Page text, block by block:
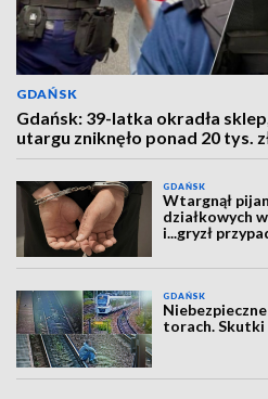
GDAŃSK
Gdańsk: 39-latka okradła
utargu zniknęło ponad 20 tys.
GDAŃSK
Wtargnął
działkowych
i...gryzł
GDAŃSK
torach. Skutki